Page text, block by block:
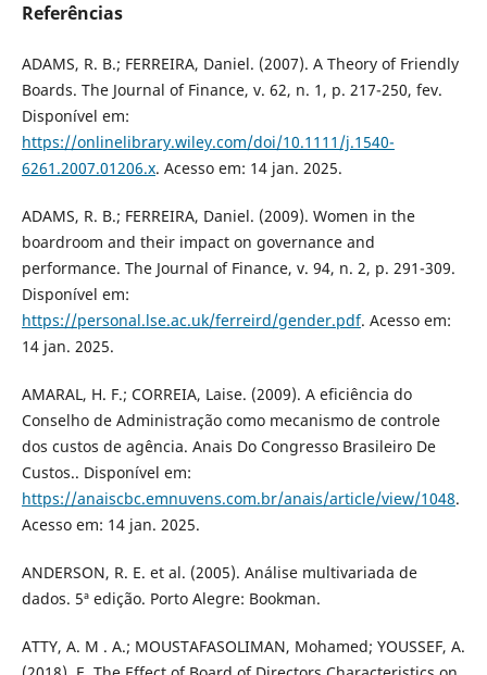
Referências
ADAMS, R. B.; FERREIRA, Daniel. (2007). A Theory of Friendly
Boards. The Journal of Finance, v. 62, n. 1, p. 217-250, fev.
Disponível em:
https://onlinelibrary.wiley.com/doi/10.1111/j.1540-
6261.2007.01206.x. Acesso em: 14 jan. 2025.
ADAMS, R. B.; FERREIRA, Daniel. (2009). Women in the
boardroom and their impact on governance and
performance. The Journal of Finance, v. 94, n. 2, p. 291-309.
Disponível em:
https://personal.lse.ac.uk/ferreird/gender.pdf. Acesso em:
14 jan. 2025.
AMARAL, H. F.; CORREIA, Laise. (2009). A eficiência do
Conselho de Administração como mecanismo de controle
dos custos de agência. Anais Do Congresso Brasileiro De
Custos.. Disponível em:
https://anaiscbc.emnuvens.com.br/anais/article/view/1048.
Acesso em: 14 jan. 2025.
ANDERSON, R. E. et al. (2005). Análise multivariada de
dados. 5ª edição. Porto Alegre: Bookman.
ATTY, A. M . A.; MOUSTAFASOLIMAN, Mohamed; YOUSSEF, A.